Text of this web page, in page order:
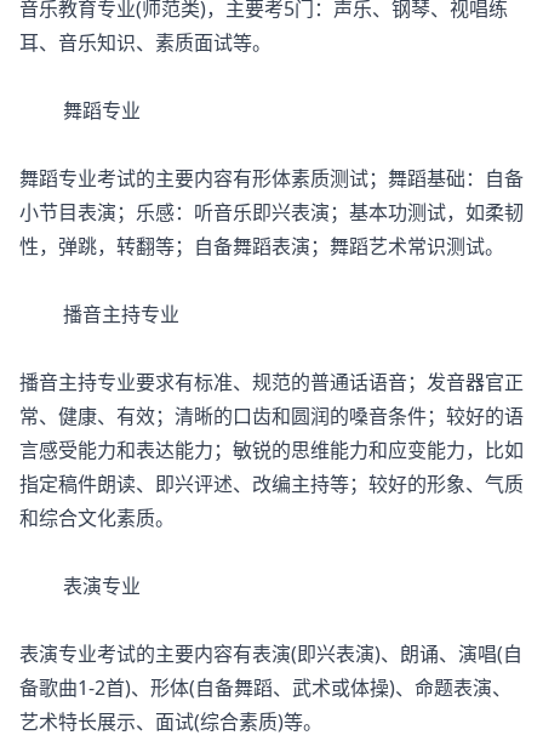
音乐教育专业(师范类)，主要考5门：声乐、钢琴、视唱练
耳、音乐知识、素质面试等。
舞蹈专业
舞蹈专业考试的主要内容有形体素质测试；舞蹈基础：自备
小节目表演；乐感：听音乐即兴表演；基本功测试，如柔韧
性，弹跳，转翻等；自备舞蹈表演；舞蹈艺术常识测试。
播音主持专业
播音主持专业要求有标准、规范的普通话语音；发音器官正
常、健康、有效；清晰的口齿和圆润的嗓音条件；较好的语
言感受能力和表达能力；敏锐的思维能力和应变能力，比如
指定稿件朗读、即兴评述、改编主持等；较好的形象、气质
和综合文化素质。
表演专业
表演专业考试的主要内容有表演(即兴表演)、朗诵、演唱(自
备歌曲1-2首)、形体(自备舞蹈、武术或体操)、命题表演、
艺术特长展示、面试(综合素质)等。